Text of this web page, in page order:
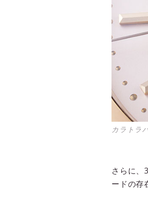
カラトラ
さらに、
ードの存